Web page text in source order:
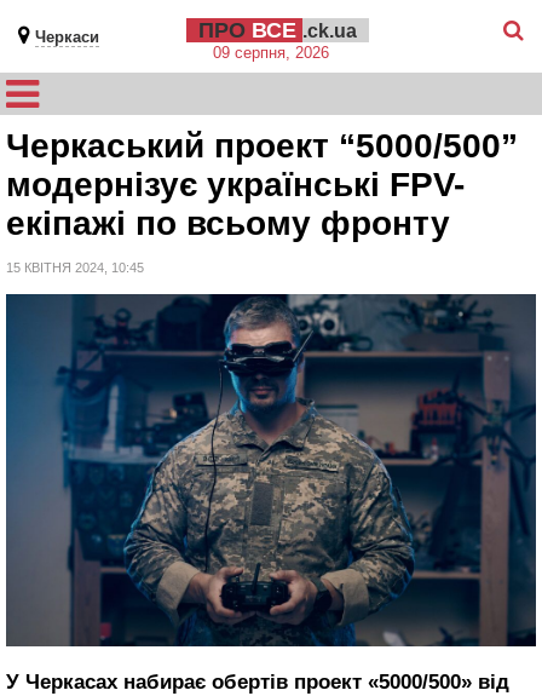
Черкаси ПРО ВСЕ .ck.ua
09 серпня, 2026
Черкаський проект “5000/500”
модернізує українські FPV-
екіпажі по всьому фронту
15 КВІТНЯ 2024, 10:45
У Черкасах набирає обертів проект «5000/500» від